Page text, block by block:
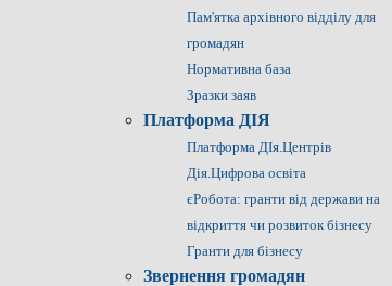
Пам'ятка архівного відділу для
громадян
Нормативна база
Зразки заяв
Платформа ДІЯ
Платформа ДІя.Центрів
Дія.Цифрова освіта
єРобота: гранти від держави на
відкриття чи розвиток бізнесу
Гранти для бізнесу
Звернення громадян